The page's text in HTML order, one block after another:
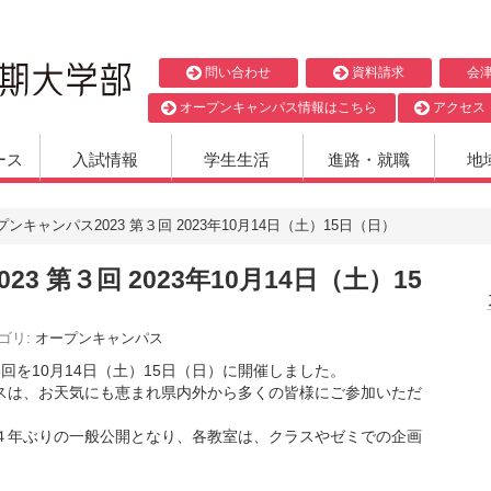
オープンキャンパス情報はこちら アクセス
問い合わせ 資料請求 会
ス 入試情報 学生生活 進路・就職 地
ンキャンパス2023 第３回 2023年10月14日（土）15日（日）
第３回 2023年10月14日（土）15
リ: オープンキャンパス
を10月14日（土）15日（日）に開催しました。
、お天気にも恵まれ県内外から多くの皆様にご参加いただ
ぶりの一般公開となり、各教室は、クラスやゼミでの企画